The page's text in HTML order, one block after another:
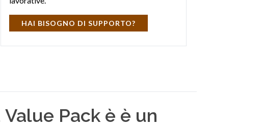
HAI BISOGNO DI SUPPORTO?
Pack è è un